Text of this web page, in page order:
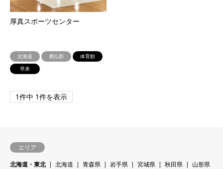
厚真スポーツセンター
北海道 勇払郡
体育館
早来
1件中 1件を表示
エリア
北海道・東北
北海道 青森県 岩手県 宮城県 秋田県
山形県